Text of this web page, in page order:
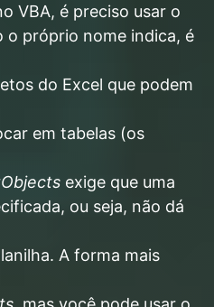
VBA, é preciso usar o
o próprio nome indica, é
do Excel que podem
em tabelas (os
exige que uma
ou seja, não dá
A forma mais